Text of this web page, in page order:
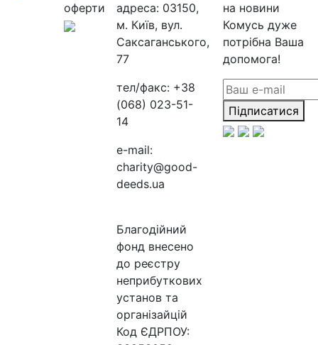
оферти
адреса: 03150,
м. Київ, вул.
Саксаганського,
77
тел/факс: +38
(068) 023-51-
14
e-mail:
charity@good-
deeds.ua
Благодійний
фонд внесено
до реєстру
неприбуткових
установ та
організайцій
Код ЄДРПОУ:
на новини
Комусь дуже
потрібна Ваша
допомога!
Підписатися